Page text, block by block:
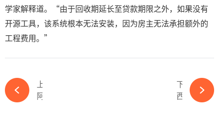
学家解释道。“由于回收期延长至贷款期限之外，如果没有
开源工具，该系统根本无法安装，因为房主无法承担额外的
工程费用。”
下一篇
西班牙 11 月第二周批准 9 个光伏、混合和 200 兆瓦储能项目-完美体育官网登录365wm